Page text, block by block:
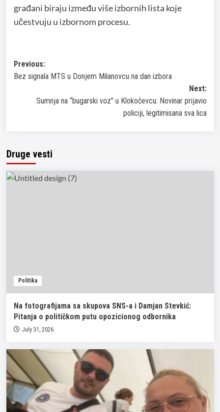
građani biraju između više izbornih lista koje
učestvuju u izbornom procesu.
Post
navigation
Previous:
Bez signala MTS u Donjem Milanovcu na dan izbora
Next:
Sumnja na “bugarski voz” u Klokočevcu: Novinar prijavio
policiji, legitimisana sva lica
Druge vesti
Politika
Na fotografijama sa skupova SNS-a i Damjan Stevkić:
Pitanja o političkom putu opozicionog odbornika
July 31, 2026